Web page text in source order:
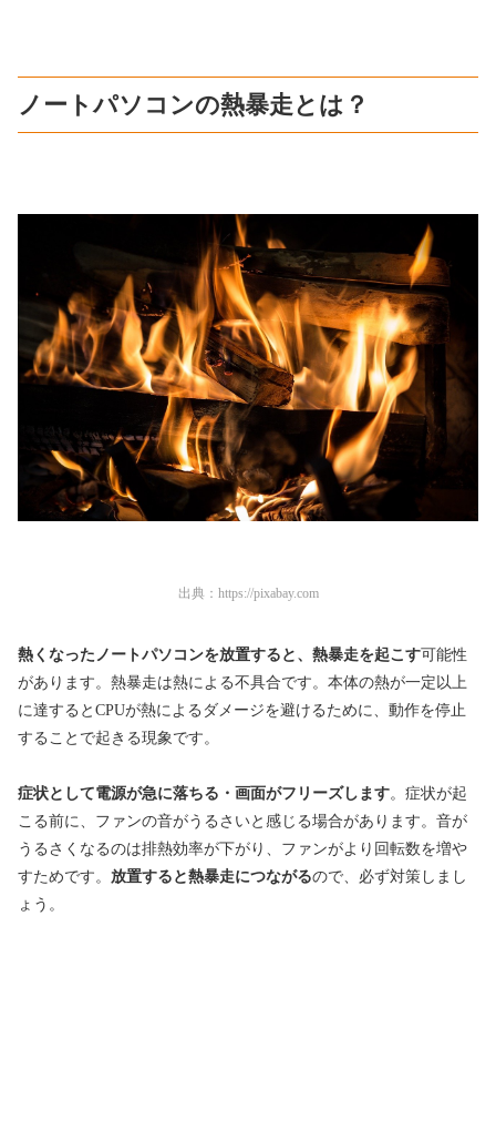
ノートパソコンの熱暴走とは？
出典： https://pixabay.com
熱くなったノートパソコンを放置すると、熱暴走を起こす可能性
があります。熱暴走は熱による不具合です。本体の熱が一定以上
に達するとCPUが熱によるダメージを避けるために、動作を停止
することで起きる現象です。
症状として電源が急に落ちる・画面がフリーズします。症状が起
こる前に、ファンの音がうるさいと感じる場合があります。音が
うるさくなるのは排熱効率が下がり、ファンがより回転数を増や
すためです。 放置すると熱暴走につながるので、必ず対策しまし
ょう。